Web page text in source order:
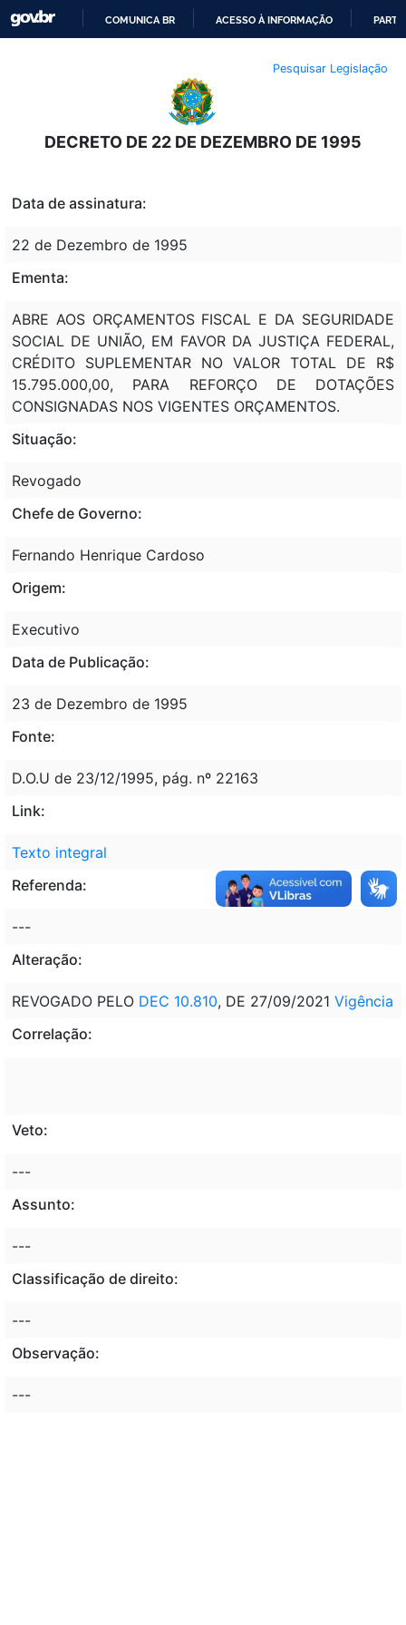
O
CONTEÚDO
COMUNICA BR ACESSO À INFORMAÇÃO
Pesquisar Legislação
DECRETO DE 22 DE DEZEMBRO DE 1995
Data de assinatura:
22 de Dezembro de 1995
Ementa:
ABRE AOS ORÇAMENTOS FISCAL E DA SEGURIDADE
SOCIAL DE UNIÃO, EM FAVOR DA JUSTIÇA FEDERAL,
CRÉDITO SUPLEMENTAR NO VALOR TOTAL DE R$
15.795.000,00, PARA REFORÇO DE DOTAÇÕES
CONSIGNADAS NOS VIGENTES ORÇAMENTOS.
Situação:
Revogado
Chefe de Governo:
Fernando Henrique Cardoso
Origem:
Executivo
Data de Publicação:
23 de Dezembro de 1995
Fonte:
D.O.U de 23/12/1995, pág. nº 22163
Link:
Texto integral
Referenda:
---
Alteração:
REVOGADO PELO DEC 10.810, DE 27/09/2021 Vigência
Correlação:
Veto:
---
Assunto:
---
Classificação de direito:
---
Observação:
---